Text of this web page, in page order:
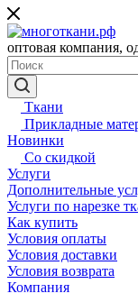
оптовая компания,
Ткани
Прикладные
Новинки
Со скидкой
Услуги
Дополнительные
Услуги по нарезке
Как купить
Условия оплаты
Условия доставки
Условия возврата
Компания